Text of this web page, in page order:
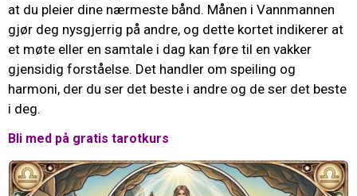
at du pleier dine nærmeste bånd. Månen i Vannmannen
gjør deg nysgjerrig på andre, og dette kortet indikerer at
et møte eller en samtale i dag kan føre til en vakker
gjensidig forståelse. Det handler om speiling og
harmoni, der du ser det beste i andre og de ser det beste
i deg.
Bli med på gratis tarotkurs